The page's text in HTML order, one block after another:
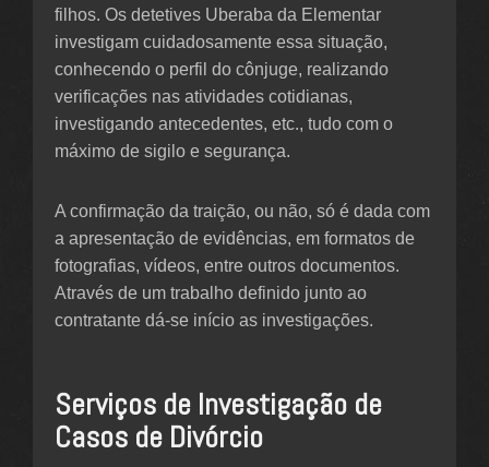
filhos. Os detetives Uberaba da Elementar
investigam cuidadosamente essa situação,
conhecendo o perfil do cônjuge, realizando
verificações nas atividades cotidianas,
investigando antecedentes, etc., tudo com o
máximo de sigilo e segurança.
A confirmação da traição, ou não, só é dada com
a apresentação de evidências, em formatos de
fotografias, vídeos, entre outros documentos.
Através de um trabalho definido junto ao
contratante dá-se início as investigações.
Serviços de Investigação de
Casos de Divórcio